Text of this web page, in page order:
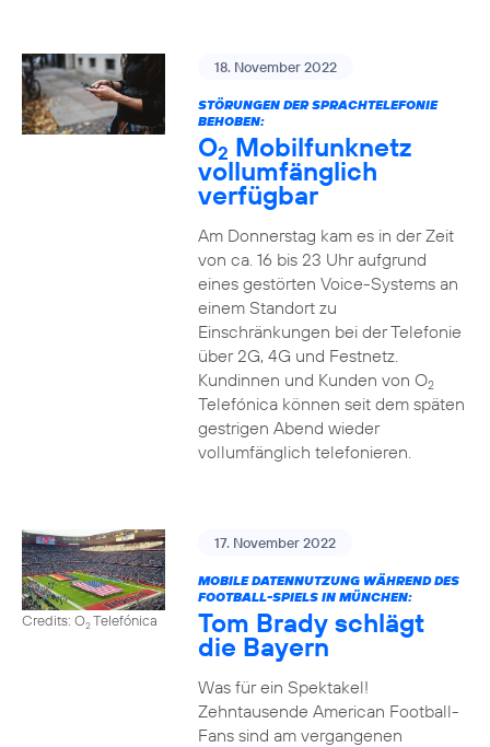
18. November 2022
STÖRUNGEN DER SPRACHTELEFONIE
BEHOBEN:
O2 Mobilfunknetz
vollumfänglich
verfügbar
Am Donnerstag kam es in der Zeit
von ca. 16 bis 23 Uhr aufgrund
eines gestörten Voice-Systems an
einem Standort zu
Einschränkungen bei der Telefonie
über 2G, 4G und Festnetz.
Kundinnen und Kunden von O2
Telefónica können seit dem späten
gestrigen Abend wieder
vollumfänglich telefonieren.
Credits: O2Telefónica
17. November 2022
MOBILE DATENNUTZUNG WÄHREND DES
FOOTBALL-SPIELS IN MÜNCHEN:
Tom Brady schlägt
die Bayern
Was für ein Spektakel!
Zehntausende American Football-
Fans sind am vergangenen